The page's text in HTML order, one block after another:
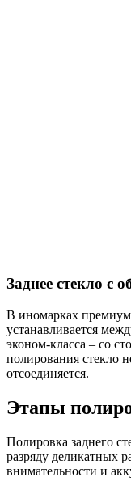
Заднее стекло с
В иномарках
устанавливается
эконом-класса – со
полирования стекло
отсоединяется.
Этапы
Полировка заднего
разряду деликатных
внимательности и